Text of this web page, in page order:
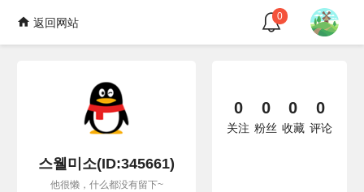
返回网站 0
스웰미소(ID:345661)
他很懒，什么都没有留下~
0
关注
0
粉丝
0
收藏
0
评论